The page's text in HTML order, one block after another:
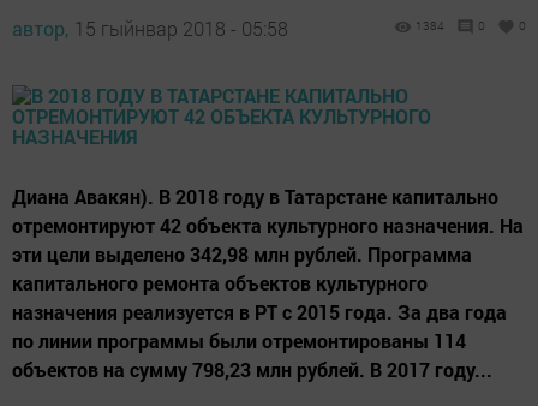
автор, 15 гыйнвар 2018 - 05:58 1384 0 0
Диана Авакян). В 2018 году в Татарстане капитально
отремонтируют 42 объекта культурного назначения. На
эти цели выделено 342,98 млн рублей. Программа
капитального ремонта объектов культурного
назначения реализуется в РТ с 2015 года. За два года
по линии программы были отремонтированы 114
объектов на сумму 798,23 млн рублей. В 2017 году...